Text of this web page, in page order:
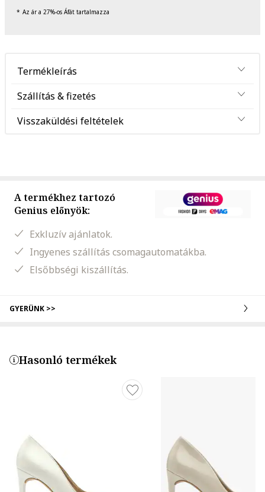
Az ár a 27%-os Áfát tartalmazza
Termékleírás
Szállítás & fizetés
Visszaküldési feltételek
A termékhez tartozó
Genius előnyök:
Exkluzív ajánlatok.
Ingyenes szállítás csomagautomatákba.
Elsőbbségi kiszállítás.
GYERÜNK >>
Hasonló termékek